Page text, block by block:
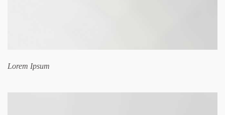
Lorem Ipsum